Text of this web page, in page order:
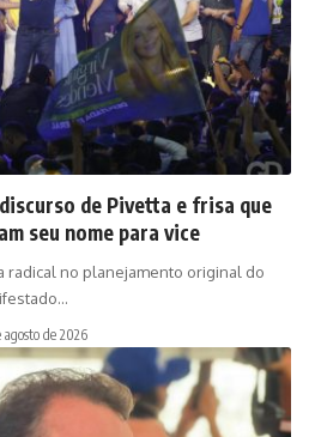
de Pivetta e frisa que
seu nome para vice
radical no planejamento original do
agosto de 2026